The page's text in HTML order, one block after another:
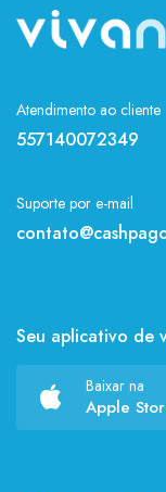
Atendimento ao cliente
557140072349
Suporte por e-mail
Seu aplicativo de
Baixar na
Apple